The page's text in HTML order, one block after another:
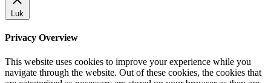
Luk
Privacy Overview
This website uses cookies to improve your experience while you
navigate through the website. Out of these cookies, the cookies that